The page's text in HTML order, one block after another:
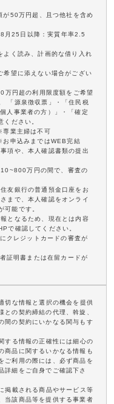
が50万円超、且つ他社を含め
月25日以降：実質年率2.5
く読み、計画的な借り入れ
希望に添えない場合がござい
万円超の利用限度額をご希望
「源泉徴収票」・「住民税
人事業者の方）」・「確定
ださい。
専業主婦は不可
申込みまではWEB完結
項や、本人確認書類の提出
万円の間で、審査の
友銀行の普通預金口座をお
まで、本人確認をオンライ
可能です。
となるため、現在とは内容
で確認してください。
クレジットカードの審査が
証明書または在留カードが
切な情報と選択の機会を提供
との契約締結の代理、斡旋、
間の契約にいかなる関与もす
する情報の正確性には細心の
商品に関するいかなる情報も
ご利用の際には、必ず商品を
詳細をご自身でご確認下さ
掲載される商品やサービス等
当該商品等を提供する事業者